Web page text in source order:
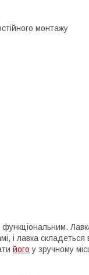
монтажу
і лавка
його у зручному